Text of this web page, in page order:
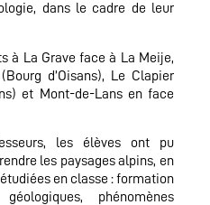
dans le cadre de leur
à La Grave face à La Meije,
d’Oisans), Le Clapier
et Mont-de-Lans en face
les élèves ont pu
les paysages alpins, en
en classe : formation
phénomènes